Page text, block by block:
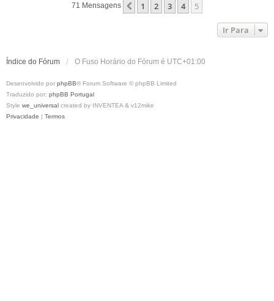
71 Mensagens Anterior
1 2 3 4 5
Ir Para
Índice do Fórum O Fuso Horário do Fórum é UTC+01:00
Desenvolvido por phpBB® Forum Software © phpBB Limited
Traduzido por: phpBB Portugal
Style we_universal created by INVENTEA & v12mike
Privacidade
Termos